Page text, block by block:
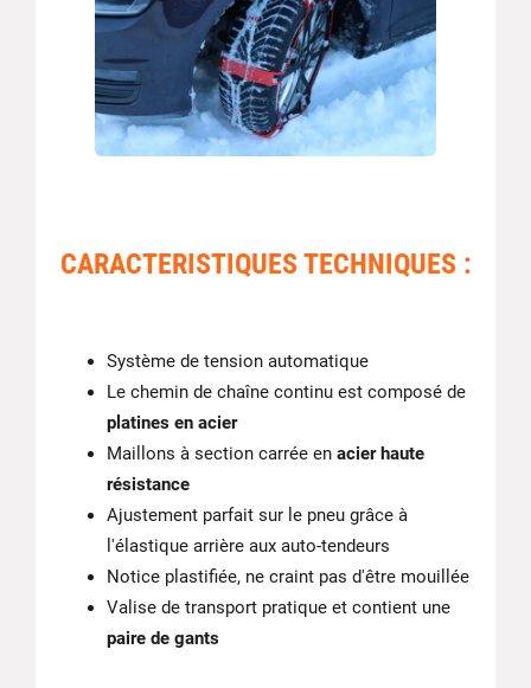
CARACTERISTIQUES TECHNIQUES :
Système de tension automatique
Le chemin de chaîne continu est composé de
platines en acier
Maillons à section carrée en acier haute
résistance
Ajustement parfait sur le pneu grâce à
l'élastique arrière aux auto-tendeurs
Notice plastifiée, ne craint pas d'être mouillée
Valise de transport pratique et contient une
paire de gants